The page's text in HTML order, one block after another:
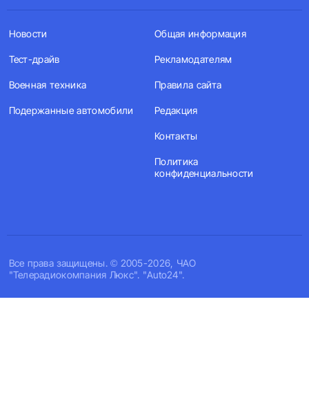
Все права защищены. © 2005-2026, ЧАО
"Телерадиокомпания Люкс". "Auto24".
Новости
Тест-драйв
Военная техника
Подержанные автомобили
Общая информация
Рекламодателям
Правила сайта
Редакция
Контакты
Политика
конфиденциальности